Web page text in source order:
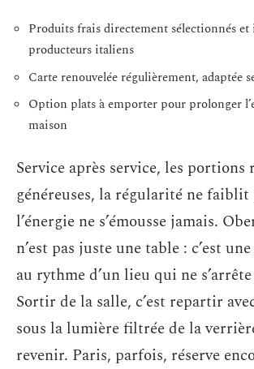
Produits frais directement sélectionnés et
producteurs italiens
Carte renouvelée régulièrement, adaptée
Option plats à emporter pour prolonger
maison
Service après service, les portions
généreuses, la régularité ne faiblit
l’énergie ne s’émousse jamais.
n’est pas juste une table : c’est
au rythme d’un lieu qui ne
Sortir de la salle, c’est repartir
sous la lumière filtrée de la
revenir. Paris, parfois, réserve